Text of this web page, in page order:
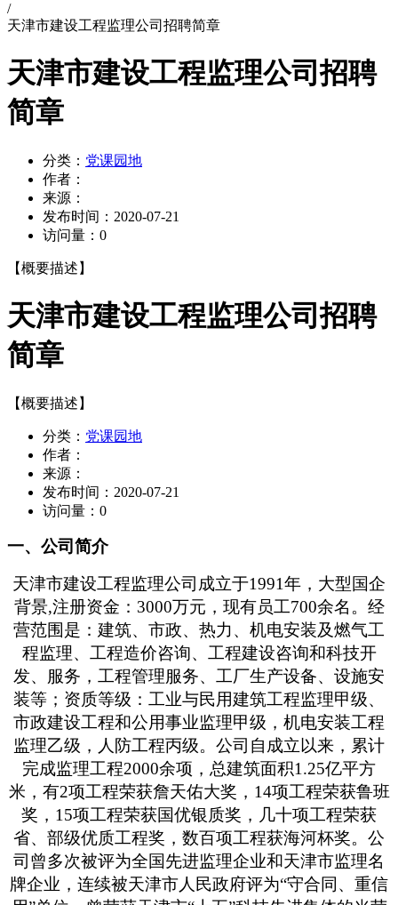
/
天津市建设工程监理公司招聘简章
天津市建设工程监理公司招聘
简章
分类： 党课园地
作者：
来源：
发布时间： 2020-07-21
访问量： 0
【概要描述】
天津市建设工程监理公司招聘
简章
【概要描述】
分类： 党课园地
作者：
来源：
发布时间： 2020-07-21
访问量： 0
一、公司简介
天津市建设工程监理公司成立于1991年，大型国企
背景,注册资金：3000万元，现有员工700余名。经
营范围是：建筑、市政、热力、机电安装及燃气工
程监理、工程造价咨询、工程建设咨询和科技开
发、服务，工程管理服务、工厂生产设备、设施安
装等；资质等级：工业与民用建筑工程监理甲级、
市政建设工程和公用事业监理甲级，机电安装工程
监理乙级，人防工程丙级。公司自成立以来，累计
完成监理工程2000余项，总建筑面积1.25亿平方
米，有2项工程荣获詹天佑大奖，14项工程荣获鲁班
奖，15项工程荣获国优银质奖，几十项工程荣获
省、部级优质工程奖，数百项工程获海河杯奖。公
司曾多次被评为全国先进监理企业和天津市监理名
牌企业，连续被天津市人民政府评为“守合同、重信